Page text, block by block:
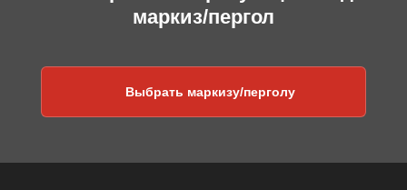
маркиз/пергол
Выбрать маркизу/перголу